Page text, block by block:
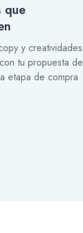
que
y creatividades
tu propuesta de
etapa de compra